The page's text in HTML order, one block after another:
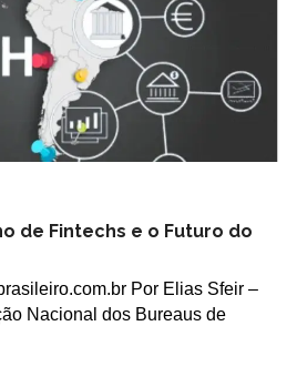
de Fintechs e o Futuro do
Por Elias Sfeir –
Nacional dos Bureaus de